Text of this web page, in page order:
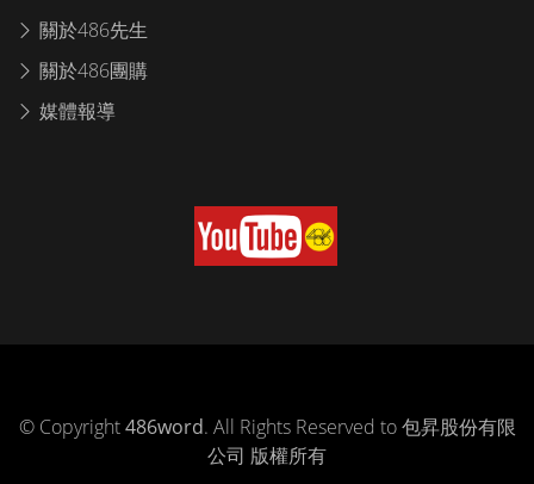
關於486先生
關於486團購
媒體報導
© Copyright486word. All Rights Reserved to 包昇股份有限
公司 版權所有